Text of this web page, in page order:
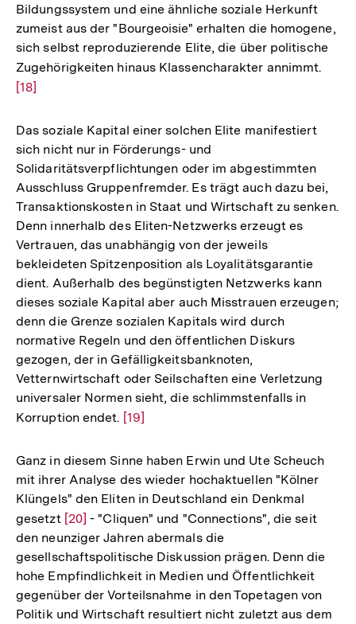
der
Fußnote
Bildungssystem und eine ähnliche soziale Herkunft
zumeist aus der "Bourgeoisie" erhalten die homogene,
sich selbst reproduzierende Elite, die über politische
Zugehörigkeiten hinaus Klassencharakter annimmt.
[18]
Das soziale Kapital einer solchen Elite manifestiert
sich nicht nur in Förderungs- und
Solidaritätsverpflichtungen oder im abgestimmten
Ausschluss Gruppenfremder. Es trägt auch dazu bei,
Transaktionskosten in Staat und Wirtschaft zu senken.
Denn innerhalb des Eliten-Netzwerks erzeugt es
Vertrauen, das unabhängig von der jeweils
bekleideten Spitzenposition als Loyalitätsgarantie
dient. Außerhalb des begünstigten Netzwerks kann
dieses soziale Kapital aber auch Misstrauen erzeugen;
denn die Grenze sozialen Kapitals wird durch
normative Regeln und den öffentlichen Diskurs
gezogen, der in Gefälligkeitsbanknoten,
Vetternwirtschaft oder Seilschaften eine Verletzung
universaler Normen sieht, die schlimmstenfalls in
Korruption endet. Zur
der
Fußnote
[19]
Ganz in diesem Sinne haben Erwin und Ute Scheuch
mit ihrer Analyse des wieder hochaktuellen "Kölner
Klüngels" den Eliten in Deutschland ein Denkmal
gesetzt Zur
Auflösung
der
Fußnote
[20] - "Cliquen" und "Connections", die seit
den neunziger Jahren abermals die
gesellschaftspolitische Diskussion prägen. Denn die
hohe Empfindlichkeit in Medien und Öffentlichkeit
gegenüber der Vorteilsnahme in den Topetagen von
Politik und Wirtschaft resultiert nicht zuletzt aus dem